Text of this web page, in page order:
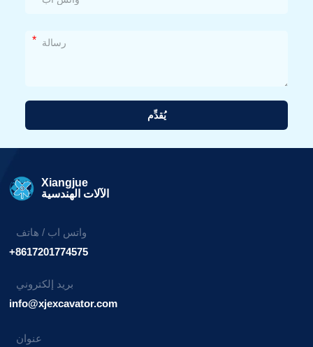
*
يُقدِّم
Xiangjue
الآلات الهندسية
واتس اب / هاتف
+8617201774575
بريد إلكتروني
info@xjexcavator.com
عنوان